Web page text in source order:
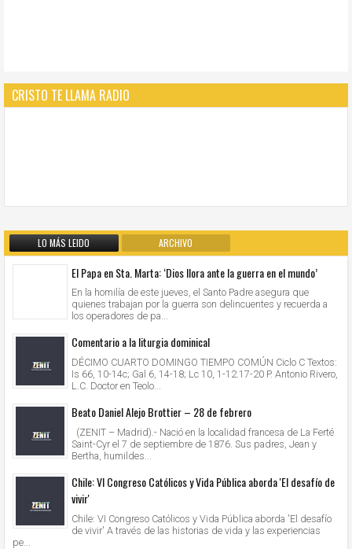
CRISTO TE LLAMA RADIO
LO MÁS LEIDO ARCHIVO
El Papa en Sta. Marta: ‘Dios llora ante la guerra en el mundo’
En la homilía de este jueves, el Santo Padre asegura que
quienes trabajan por la guerra son delincuentes y recuerda a
los operadores de pa...
Comentario a la liturgia dominical
DÉCIMO CUARTO DOMINGO TIEMPO COMÚN Ciclo C Textos:
Is 66, 10-14c; Gal 6, 14-18; Lc 10, 1-12.17-20 P. Antonio Rivero,
L.C. Doctor en Teolo...
Beato Daniel Alejo Brottier – 28 de febrero
(ZENIT – Madrid).- Nació en la localidad francesa de La Ferté
Saint-Cyr el 7 de septiembre de 1876. Sus padres, Jean y
Bertha, humildes...
Chile: VI Congreso Católicos y Vida Pública aborda 'El desafío de
vivir'
Chile: VI Congreso Católicos y Vida Pública aborda 'El desafío
de vivir' A través de las historias de vida y las experiencias
pe...